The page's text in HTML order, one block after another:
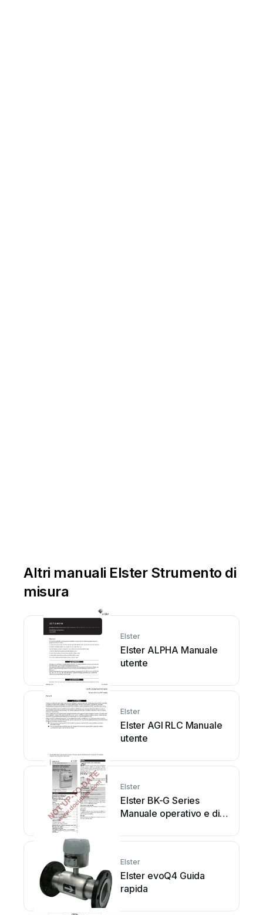
Altri manuali Elster Strumento di
misura
Elster
Elster ALPHA Manuale
utente
Elster
Elster AGI RLC Manuale
utente
Elster
Elster BK-G Series
Manuale operativo e di
Elster
Elster evoQ4 Guida
rapida